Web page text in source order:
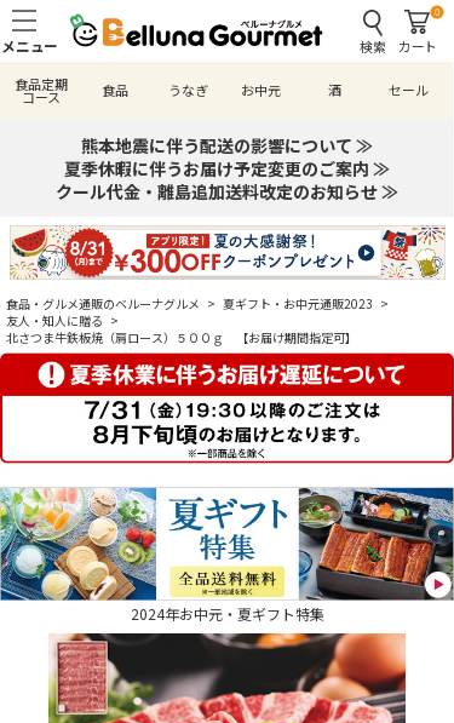
検索
0
カート
食品定期
コース 食品 うなぎ お中元 酒 セール
熊本地震に伴う配送の影響について ≫
夏季休暇に伴うお届け予定変更のご案内 ≫
クール代金・離島追加送料改定のお知らせ ≫
食品・グルメ通販のベルーナグルメ > 夏ギフト・お中元通販2023 >
友人・知人に贈る >
北さつま牛鉄板焼（肩ロース）５００ｇ 【お届け期間指定可】
2024年お中元・夏ギフト特集